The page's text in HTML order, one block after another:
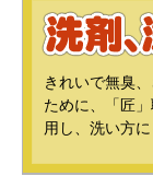
きれいで無臭
ために、「匠
用し、洗い方